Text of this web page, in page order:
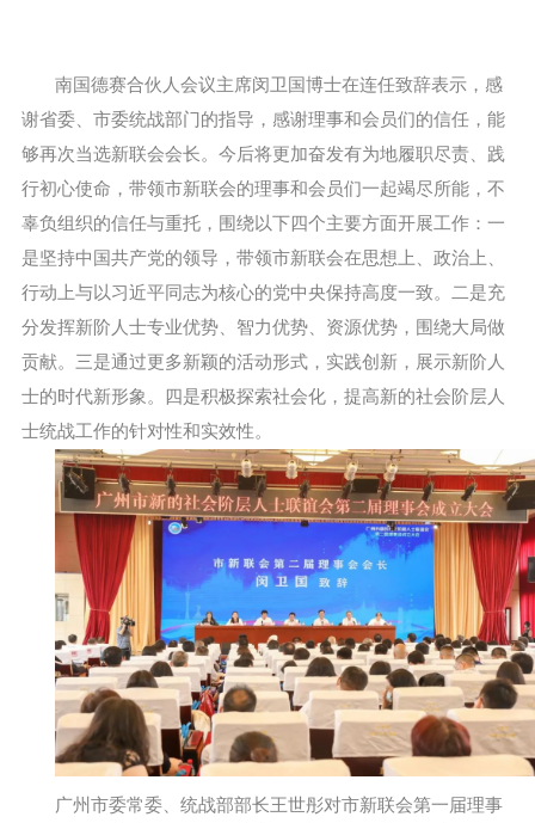
南国德赛合伙人会议主席闵卫国博士在连任致辞表示，感
谢省委、市委统战部门的指导，感谢理事和会员们的信任，能
够再次当选新联会会长。今后将更加奋发有为地履职尽责、践
行初心使命，带领市新联会的理事和会员们一起竭尽所能，不
辜负组织的信任与重托，围绕以下四个主要方面开展工作：一
是坚持中国共产党的领导，带领市新联会在思想上、政治上、
行动上与以习近平同志为核心的党中央保持高度一致。二是充
分发挥新阶人士专业优势、智力优势、资源优势，围绕大局做
贡献。三是通过更多新颖的活动形式，实践创新，展示新阶人
士的时代新形象。四是积极探索社会化，提高新的社会阶层人
士统战工作的针对性和实效性。
广州市委常委、统战部部长王世彤对市新联会第一届理事